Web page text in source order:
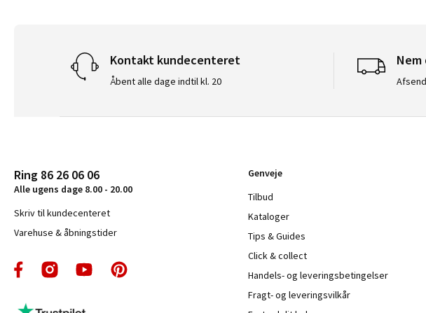
Kontakt kundecenteret
Åbent alle dage indtil kl. 20
Ring 86 26 06 06
Alle ugens dage 8.00 - 20.00
Skriv til kundecenteret
Varehuse & åbningstider
Genveje
Tilbud
Kataloger
Tips & Guides
Click & collect
Handels- og leveringsbetingelser
Fragt- og leveringsvilkår